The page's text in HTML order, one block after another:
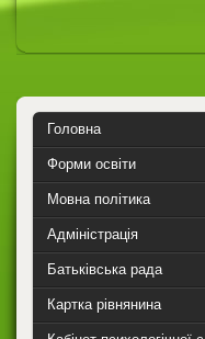
Головна
Форми освіти
Мовна політика
Адміністрація
Батьківська рада
Картка рівнянина